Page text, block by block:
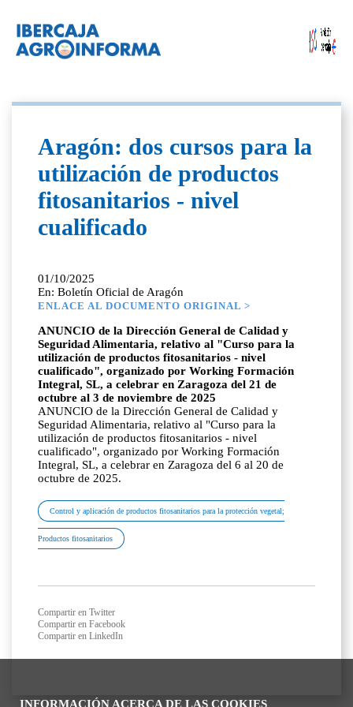
INFORMACIÓN ACERCA DE LAS COOKIES
Aragón: dos cursos para la
utilización de productos
fitosanitarios - nivel
cualificado
01/10/2025
En: Boletín Oficial de Aragón
ENLACE AL DOCUMENTO ORIGINAL >
ANUNCIO de la Dirección General de Calidad y
Seguridad Alimentaria, relativo al "Curso para la
utilización de productos fitosanitarios - nivel
cualificado", organizado por Working Formación
Integral, SL, a celebrar en Zaragoza del 21 de
octubre al 3 de noviembre de 2025
ANUNCIO de la Dirección General de Calidad y
Seguridad Alimentaria, relativo al "Curso para la
utilización de productos fitosanitarios - nivel
cualificado", organizado por Working Formación
Integral, SL, a celebrar en Zaragoza del 6 al 20 de
octubre de 2025.
Control y aplicación de productos fitosanitarios para la protección vegetal;
Productos fitosanitarios
Compartir en Twitter
Compartir en Facebook
Compartir en LinkedIn